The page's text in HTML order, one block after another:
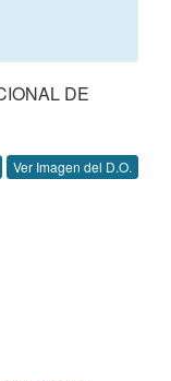
DE
Ver Imagen del D.O.